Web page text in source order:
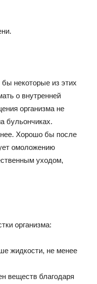
некоторые из этих
о внутренней
организма не
бульончиках.
Хорошо бы после
омоложению
уходом,
организма:
жидкости, не менее
веществ благодаря